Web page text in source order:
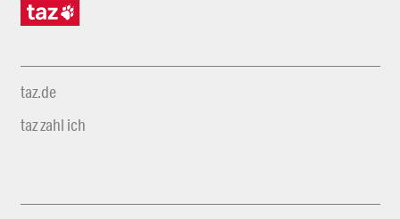
taz.de
taz zahl ich